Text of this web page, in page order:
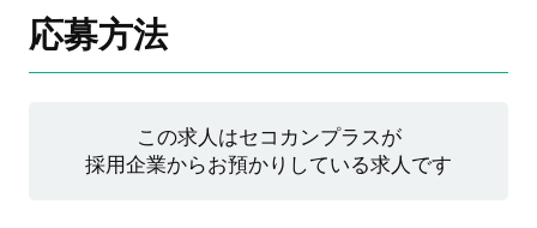
応募方法
この求人はセコカンプラスが
採用企業からお預かりしている求人です